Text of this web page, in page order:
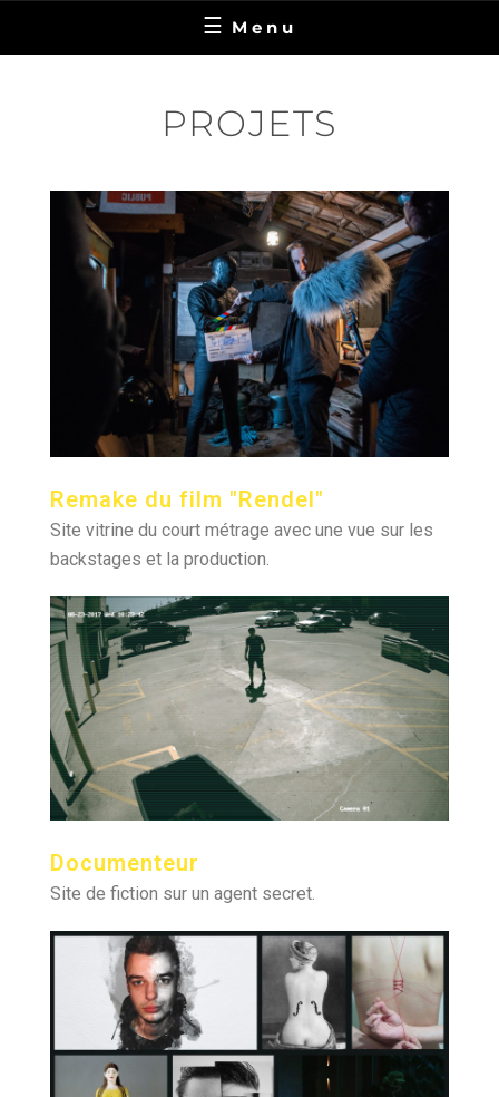
Menu
PROJETS
Remake du film "Rendel"
Site vitrine du court métrage avec une vue sur les
backstages et la production.
Documenteur
Site de fiction sur un agent secret.